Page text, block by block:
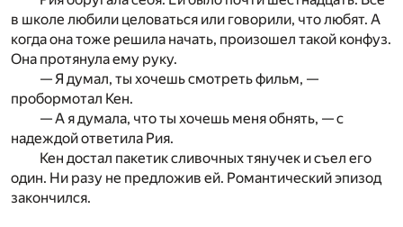
в школе любили целоваться или говорили, что любят. А
когда она тоже решила начать, произошел такой конфуз.
Она протянула ему руку.
— Я думал, ты хочешь смотреть фильм, —
пробормотал Кен.
— А я думала, что ты хочешь меня обнять, — с
надеждой ответила Рия.
Кен достал пакетик сливочных тянучек и съел его
один. Ни разу не предложив ей. Романтический эпизод
закончился.